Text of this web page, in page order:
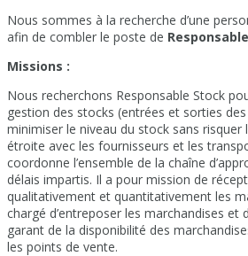
Nous sommes à la recherche d’une
afin de combler le poste de
Missions :
Nous recherchons Responsable Stock
gestion des stocks (entrées et sorties
minimiser le niveau du stock sans risquer
étroite avec les fournisseurs et les
coordonne l’ensemble de la chaîne
délais impartis. Il a pour mission de
qualitativement et quantitativement les
chargé d’entreposer les marchandises et
garant de la disponibilité des
les points de vente.